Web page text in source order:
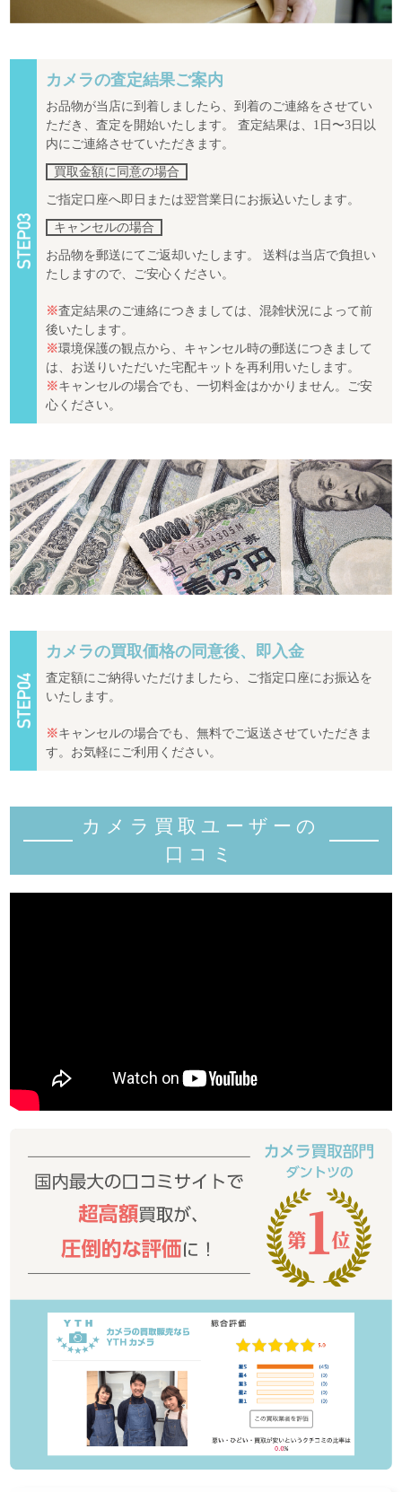
カメラの査定結果ご案内
お品物が当店に到着しましたら、到着のご連絡をさせてい
ただき、査定を開始いたします。 査定結果は、1日〜3日以
内にご連絡させていただきます。
買取金額に同意の場合
ご指定口座へ即日または翌営業日にお振込いたします。
キャンセルの場合
お品物を郵送にてご返却いたします。 送料は当店で負担い
たしますので、ご安心ください。
※査定結果のご連絡につきましては、混雑状況によって前
後いたします。
※環境保護の観点から、キャンセル時の郵送につきまして
は、お送りいただいた宅配キットを再利用いたします。
※キャンセルの場合でも、一切料金はかかりません。ご安
心ください。
カメラの買取価格の同意後、即入金
査定額にご納得いただけましたら、ご指定口座にお振込を
いたします。
※キャンセルの場合でも、無料でご返送させていただきま
す。お気軽にご利用ください。
カメラ買取ユーザーの
口コミ